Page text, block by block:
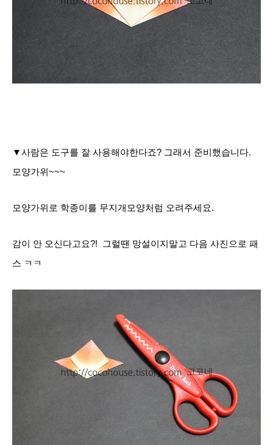
▼사람은 도구를 잘 사용해야한다죠? 그래서 준비했습니다.
모양가위~~~
모양가위로 학종이를 무지개모양처럼 오려주세요.
감이 안 오신다고요?! 그럴땐 망설이지말고 다음 사진으로 패
스 ㅋㅋ